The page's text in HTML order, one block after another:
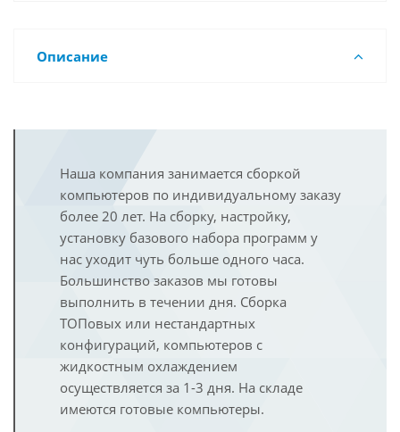
Описание
Наша компания занимается сборкой
компьютеров по индивидуальному заказу
более 20 лет. На сборку, настройку,
установку базового набора программ у
нас уходит чуть больше одного часа.
Большинство заказов мы готовы
выполнить в течении дня. Сборка
ТОПовых или нестандартных
конфигураций, компьютеров с
жидкостным охлаждением
осуществляется за 1-3 дня. На складе
имеются готовые компьютеры.